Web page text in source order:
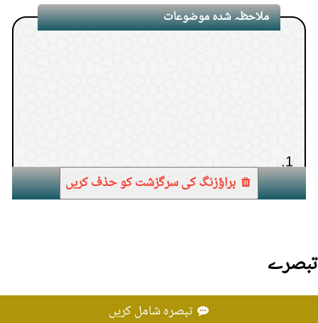
ملاحظہ شدہ موضوعات
براؤزنگ کی سرگزشت کو حذف کریں
تبصرے
تبصرہ شامل کریں